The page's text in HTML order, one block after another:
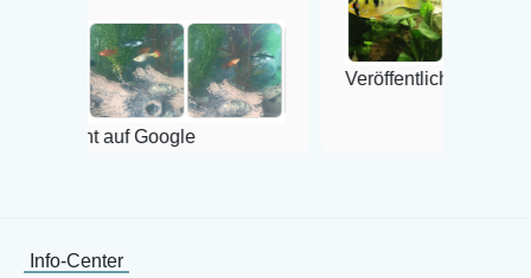
Veröffentlicht auf Google
Info-Center